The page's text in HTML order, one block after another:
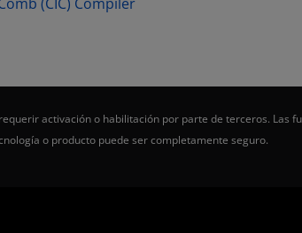
activación o habilitación por parte de terceros.
o producto puede ser completamente seguro.